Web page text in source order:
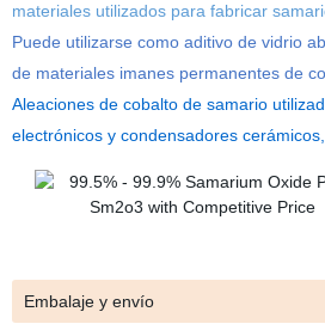
materiales utilizados para fabricar
Puede utilizarse como aditivo de vidrio
de materiales imanes permanentes de
Aleaciones de cobalto de samario
electrónicos y condensadores
Embalaje y envío